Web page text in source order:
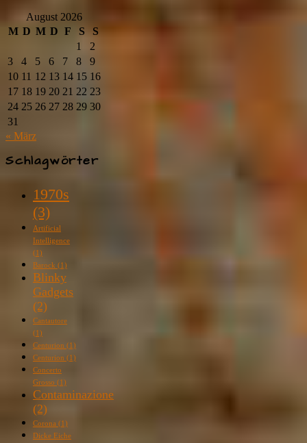
August 2026
M D M D F S
S
1
2
3
4 5 6 7 8
9
10 11 12 13 14 15 16
17 18 19 20 21 22 23
24 25 26 27 28 29 30
31
« März
Schlagwörter
1970s
(3)
Artificial
Intelligence
(1)
Barock (1)
Blinky
Gadgets
(2)
Cantautore
(1)
Centurion (1)
Centurion (1)
Concerto
Grosso (1)
Contaminazione
(2)
Corona (1)
Dicke Eiche